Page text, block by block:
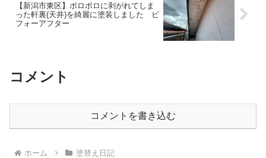
【新潟市東区】ボロボロに剥がれてしま
った軒裏(天井)を綺麗に塗装しました ビ
フォーアフター
コメント
コメントを書き込む
ホーム 塗替え日記